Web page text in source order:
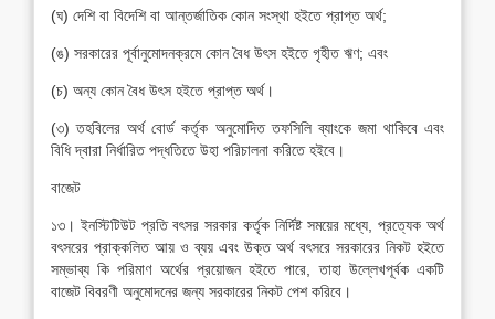
(ঘ) দেশি বা বিদেশি বা আন্তর্জাতিক কোন সংস্থা হইতে প্রাপ্ত অর্থ;
(ঙ) সরকারের পূর্বানুমোদনক্রমে কোন বৈধ উৎস হইতে গৃহীত ঋণ; এবং
(চ) অন্য কোন বৈধ উৎস হইতে প্রাপ্ত অর্থ।
(৩) তহবিলের অর্থ বোর্ড কর্তৃক অনুমোদিত তফসিলি ব্যাংকে জমা থাকিবে এবং
বিধি দ্বারা নির্ধারিত পদ্ধতিতে উহা পরিচালনা করিতে হইবে।
বাজেট
১৩। ইনস্টিটিউট প্রতি বৎসর সরকার কর্তৃক নির্দিষ্ট সময়ের মধ্যে, প্রত্যেক অর্থ
বৎসরের প্রাক্কলিত আয় ও ব্যয় এবং উক্ত অর্থ বৎসরে সরকারের নিকট হইতে
সম্ভাব্য কি পরিমাণ অর্থের প্রয়োজন হইতে পারে, তাহা উল্লেখপূর্বক একটি
বাজেট বিবরণী অনুমোদনের জন্য সরকারের নিকট পেশ করিবে।